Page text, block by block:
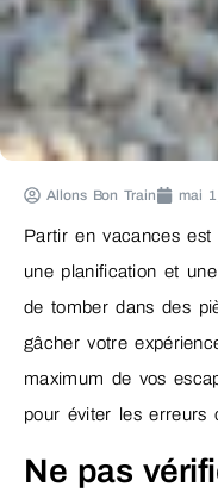
Allons Bon Train mai
Partir en vacances
une planification et
de tomber dans des
gâcher votre
maximum de vos
pour éviter les erreurs
Ne pas